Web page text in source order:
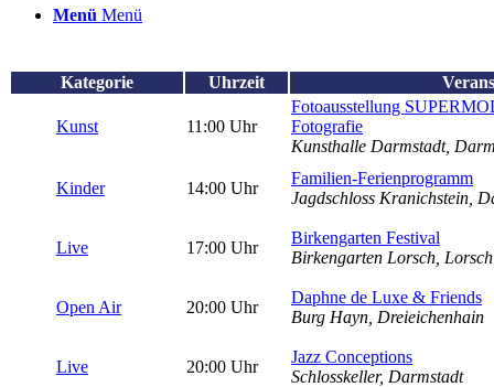
Menü Menü
Kategorie Uhrzeit
Kunst 11:00 Uhr
Fotoausstellung
Fotografie
Kunsthalle Darmstadt,
Kinder 14:00 Uhr
Familien-Ferienprogramm
Jagdschloss Kranichstein,
Live 17:00 Uhr
Birkengarten Festival
Birkengarten Lorsch, Lorsch
Open Air 20:00 Uhr
Daphne de Luxe & Friends
Burg Hayn, Dreieichenhain
Live 20:00 Uhr
Jazz Conceptions
Schlosskeller, Darmstadt